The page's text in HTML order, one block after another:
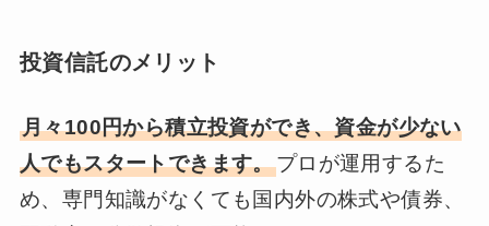
投資信託のメリット
月々100円から積立投資ができ、資金が少ない
人でもスタートできます。プロが運用するた
め、専門知識がなくても国内外の株式や債券、